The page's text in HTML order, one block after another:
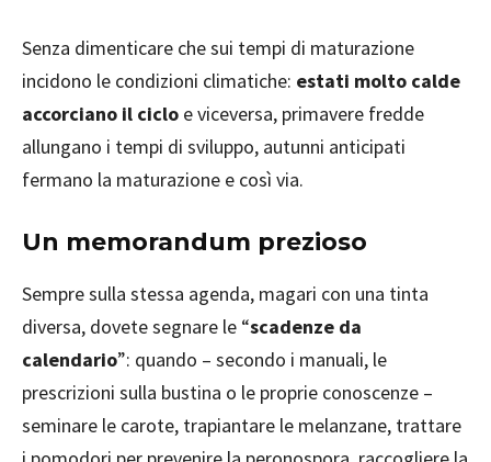
Senza dimenticare che sui tempi di maturazione
incidono le condizioni climatiche: estati molto calde
accorciano il ciclo e viceversa, primavere fredde
allungano i tempi di sviluppo, autunni anticipati
fermano la maturazione e così via.
Un memorandum prezioso
Sempre sulla stessa agenda, magari con una tinta
diversa, dovete segnare le “scadenze da
calendario”: quando – secondo i manuali, le
prescrizioni sulla bustina o le proprie conoscenze –
seminare le carote, trapiantare le melanzane, trattare